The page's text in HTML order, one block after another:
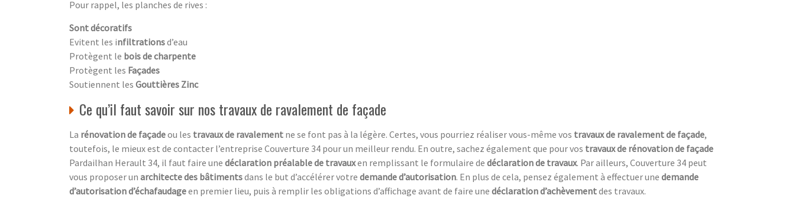
Pour rappel, les planches de rives :
Sont décoratifs
Evitent les infiltrationsd’eau
Protègent le bois de charpente
Protègent les Façades
Soutiennent les Gouttières Zinc
Ce qu’il faut savoir sur nos travaux de ravalement de façade
La rénovation de façadeou les travaux de ravalement ne se font pas à la légère. Certes, vous pourriez réaliser vous-même vos travaux de ravalement de façade,
toutefois, le mieux est de contacter l’entreprise Couverture 34 pour un meilleur rendu. En outre, sachez également que pour vos travaux de rénovation de façade
Pardailhan Herault 34, il faut faire une déclaration préalable de travauxen remplissant le formulaire de déclaration de travaux. Par ailleurs, Couverture 34 peut
vous proposer un architecte des bâtimentsdans le but d’accélérer votre demande d’autorisation. En plus de cela, pensez également à effectuer une demande
d’autorisation d’échafaudageen premier lieu, puis à remplir les obligations d’affichage avant de faire une déclaration d’achèvementdes travaux.